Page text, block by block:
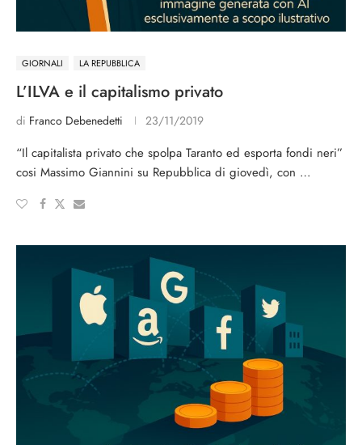
GIORNALI LA REPUBBLICA
L’ILVA e il capitalismo privato
di Franco Debenedetti 23/11/2019
“Il capitalista privato che spolpa Taranto ed esporta fondi neri”
cosi Massimo Giannini su Repubblica di giovedì, con …